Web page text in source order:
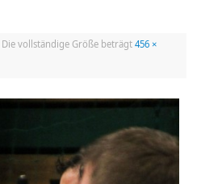
Die vollständige Größe beträgt 456 ×